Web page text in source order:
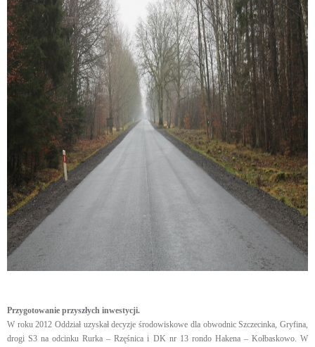
Przygotowanie przyszłych inwestycji.
W roku 2012 Oddział uzyskał decyzje środowiskowe dla obwodnic Szczecinka, Gryfina,
drogi S3 na odcinku Rurka – Rzęśnica i DK nr 13 rondo Hakena – Kołbaskowo. W